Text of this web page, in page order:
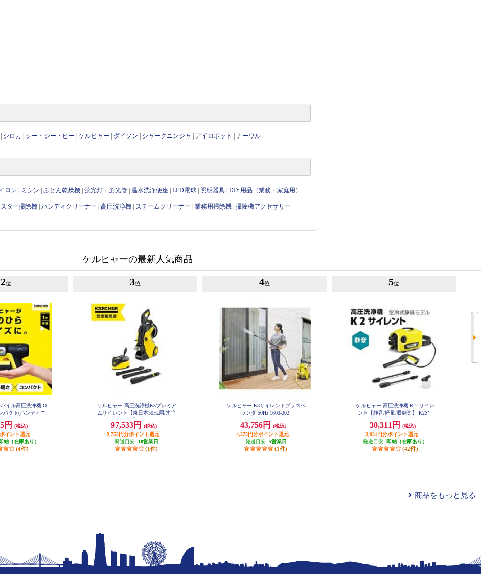
シロカ シー・シー・ピー |ケルヒャー ダイソン シャークニンジャ アイロボット |ナーワル
ロン ミシン |ふとん乾燥機 |蛍光灯・蛍光管 |温水洗浄便座 |LED電球 照明器具 |DIY用品（業務・家庭用）
ター掃除機 |ハンディクリーナー |高圧洗浄機 スチームクリーナー |業務用掃除機 |掃除機アクセサリー
ケルヒャーの最新人気商品
2位
イル高圧洗浄機 O
パクト(ハンディエ
円
(税込)
イント還元
納（在庫あり）
(4件)
3位
ケルヒャー 高圧洗浄機K5プレミア
ムサイレント【東日本50Hz用/水冷
97,533円
(税込)
9,753円分ポイント還元
発送目安: 10営業日
(1件)
4位
ケルヒャー K3サイレントプラスベ
ランダ 50Hz 1603-202
43,756円
(税込)
4,375円分ポイント還元
発送目安: 5営業日
(1件)
5位
ケルヒャー 高圧洗浄機 K 2 サイレ
ント【静音/軽量/収納楽】 K2SL
30,311円
(税込)
3,031円分ポイント還元
発送目安: 即納（在庫あり）
(42件)
商品をもっと見る